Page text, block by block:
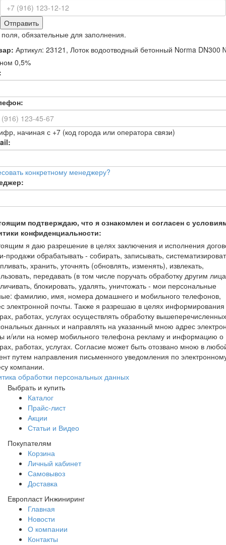
Отправить
обязательные для заполнения.
Артикул: 23121, Лоток водоотводный бетонный Norma DN300
0,5%
начиная с +7 (код города или оператора связи)
конкретному менеджеру?
подтверждаю, что я ознакомлен и согласен с
конфиденциальности:
я даю разрешение в целях заключения и исполнения
продажи обрабатывать - собирать, записывать,
хранить, уточнять (обновлять, изменять), извлекать,
передавать (в том числе поручать обработку другим
блокировать, удалять, уничтожать - мои персональные
фамилию, имя, номера домашнего и мобильного телефонов,
электронной почты. Также я разрешаю в целях
работах, услугах осуществлять обработку вышеперечисленных
данных и направлять на указанный мною адрес
и/или на номер мобильного телефона рекламу и информацию о
работах, услугах. Согласие может быть отозвано мною в
путем направления письменного уведомления по
компании.
обработки персональных данных
Выбрать и купить
Каталог
Прайс-лист
Акции
Статьи и Видео
Покупателям
Корзина
Личный кабинет
Самовывоз
Доставка
Европласт Инжиниринг
Главная
Новости
О компании
Контакты